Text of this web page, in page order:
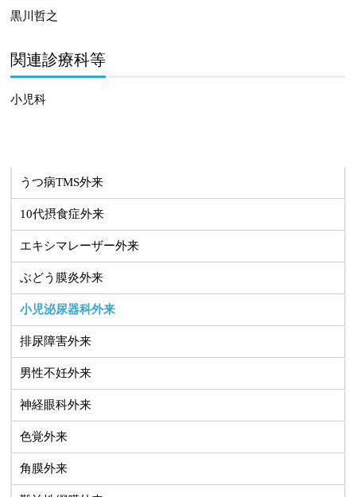
黒川哲之
関連診療科等
小児科
うつ病TMS外来
10代摂食症外来
エキシマレーザー外来
ぶどう膜炎外来
小児泌尿器科外来
排尿障害外来
男性不妊外来
神経眼科外来
色覚外来
角膜外来